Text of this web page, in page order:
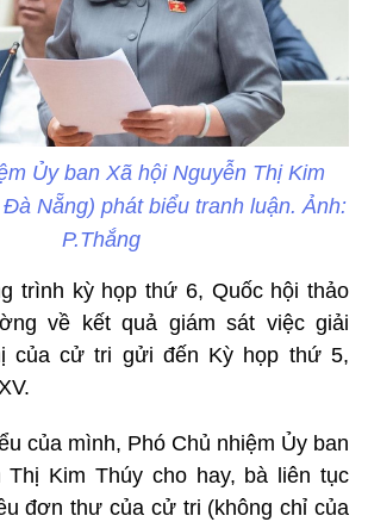
Ủy ban Xã hội Nguyễn Thị Kim
Nẵng) phát biểu tranh luận. Ảnh:
P.Thắng
trình kỳ họp thứ 6, Quốc hội thảo
về kết quả giám sát việc giải
của cử tri gửi đến Kỳ họp thứ 5,
của mình, Phó Chủ nhiệm Ủy ban
Thị Kim Thúy cho hay, bà liên tục
đơn thư của cử tri (không chỉ của